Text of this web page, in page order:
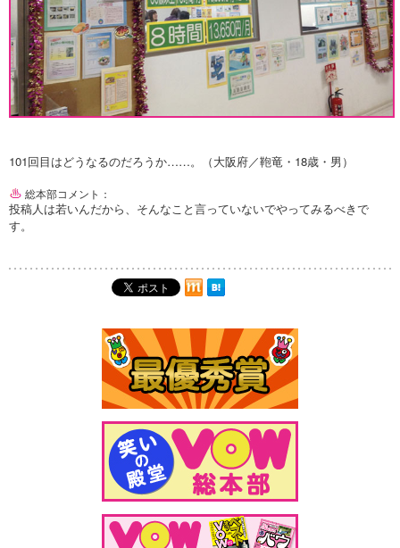
101回目はどうなるのだろうか……。（大阪府／鞄竜・18歳・男）
総本部コメント：
投稿人は若いんだから、そんなこと言っていないでやってみるべきで
す。